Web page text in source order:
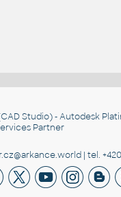
Studio) - Autodesk
Partner
| tel. +420